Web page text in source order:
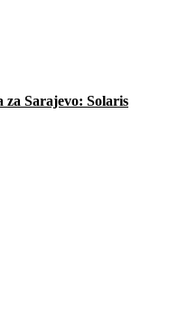
za Sarajevo: Solaris